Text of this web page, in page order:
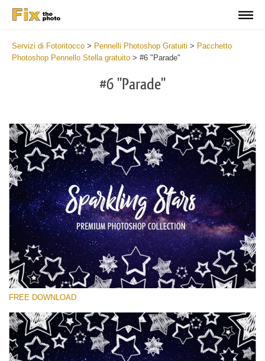
Servizi di Fotoritocco > Pennelli Photoshop Gratuiti > Pacchetto
Photoshop Pennello Stella gratuito > #6 "Parade"
#6 "Parade"
Si prega di Selezionare
Sparkling Stars
(50 Ps Brushes)
FREE DOWNLOAD